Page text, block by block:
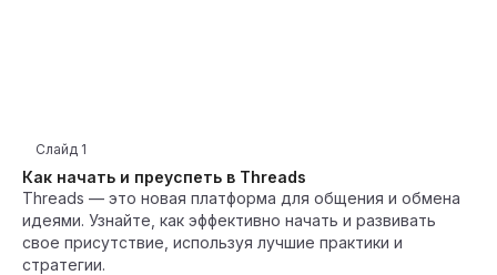
Как начать и преуспеть в Threads
Слайд 1
Threads — это новая платформа для общения и обмена
идеями. Узнайте, как эффективно начать и развивать
свое присутствие, используя лучшие практики и
стратегии.